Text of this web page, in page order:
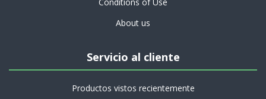
About us
Servicio al cliente
Productos vistos recientemente